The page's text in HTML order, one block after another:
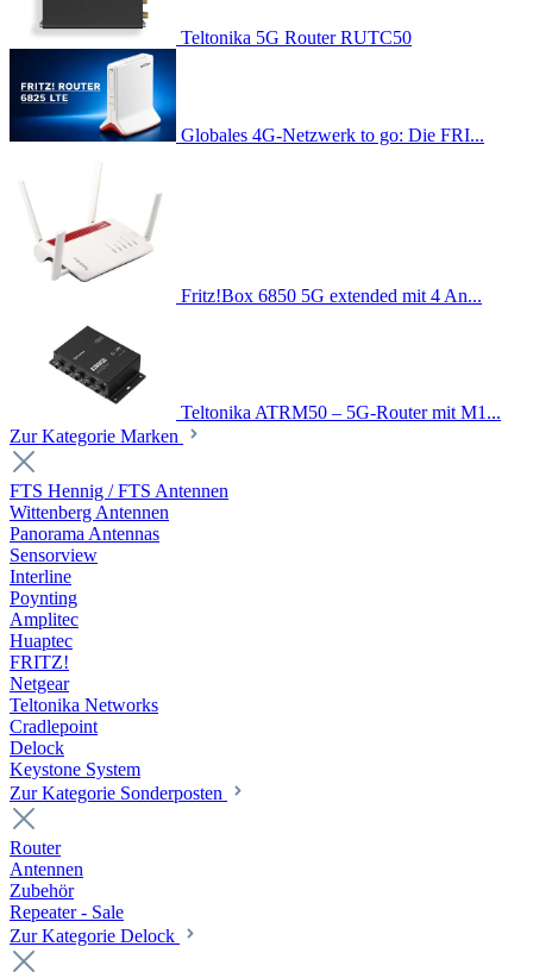
Teltonika 5G Router RUTC50
Globales 4G-Netzwerk to go: Die FRI...
Fritz!Box 6850 5G extended mit 4 An...
Teltonika ATRM50 – 5G-Router mit M1...
Zur Kategorie Marken
FTS Hennig / FTS Antennen
Wittenberg Antennen
Panorama Antennas
Sensorview
Interline
Poynting
Amplitec
Huaptec
FRITZ!
Netgear
Teltonika Networks
Cradlepoint
Delock
Keystone System
Zur Kategorie Sonderposten
Router
Antennen
Zubehör
Repeater - Sale
Zur Kategorie Delock